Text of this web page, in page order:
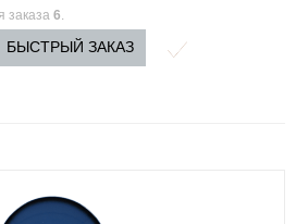
заказа 6.
БЫСТРЫЙ ЗАКАЗ